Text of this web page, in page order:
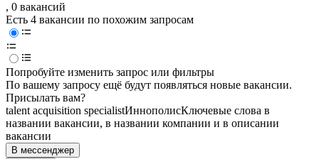
, 0 вакансий
Есть 4 вакансии по похожим запросам
Попробуйте изменить запрос или фильтры
По вашему запросу ещё будут появляться новые вакансии.
Присылать вам?
talent acquisition specialistИннополисКлючевые слова в
названии вакансии, в названии компании и в описании
вакансии
В мессенджер